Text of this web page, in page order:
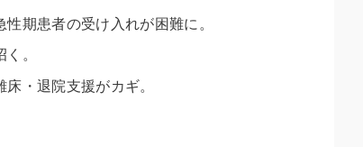
期患者の受け入れが困難に。
。
・退院支援がカギ。